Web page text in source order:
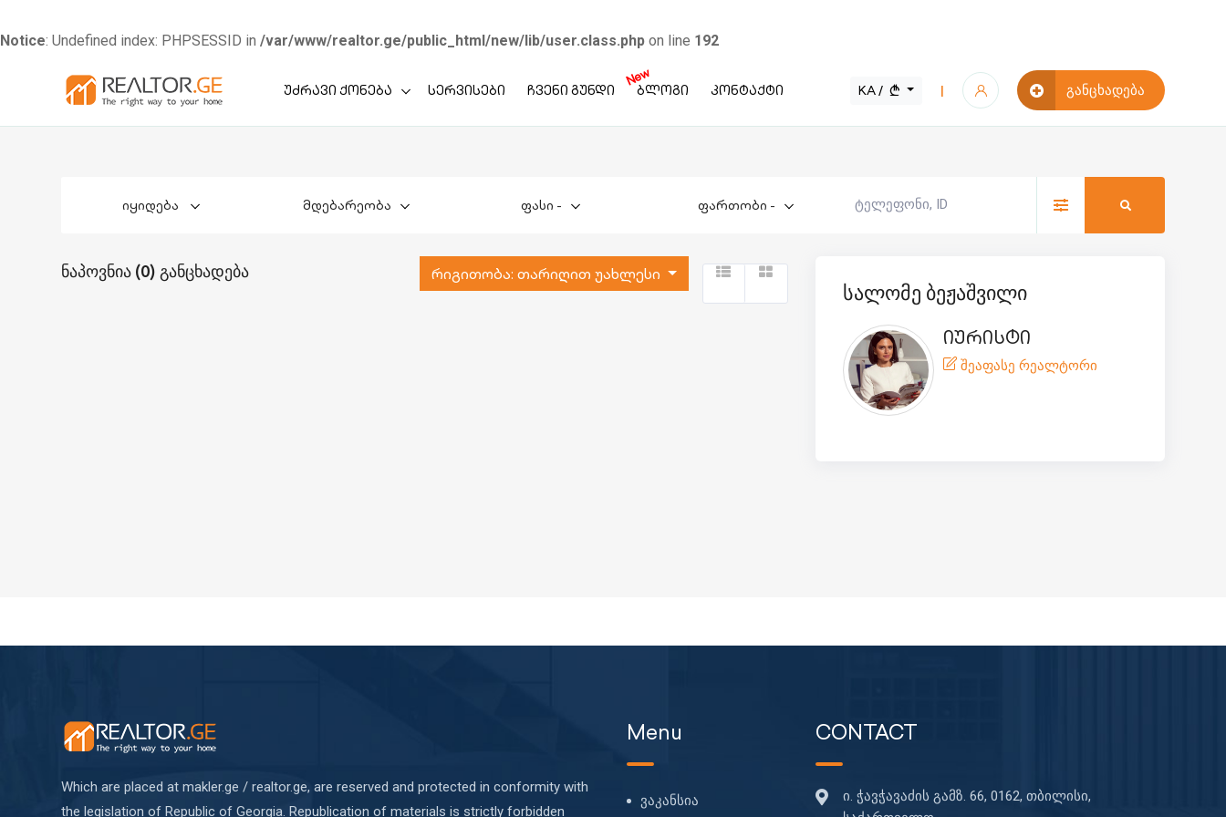
Notice: Undefined index: PHPSESSID in /var/www/realtor.ge/public_html/new/lib/user.class.php on line 192
content
უძრავი ქონება სერვისები ჩვენი გუნდი
New
ბლოგი კონტაქტი KA / განცხადება
იყიდება მდებარეობა ფასი - ფართობი -
ნაპოვნია (0) განცხადება რიგითობა: თარიღით უახლესი
სალომე ბეჟაშვილი
იურისტი
შეაფასე რეალტორი
Which are placed at makler.ge / realtor.ge, are reserved and protected in conformity with
the legislation of Republic of Georgia. Republication of materials is strictly forbidden
Menu
ვაკანსია
CONTACT
ი. ჭავჭავაძის გამზ. 66, 0162, თბილისი,